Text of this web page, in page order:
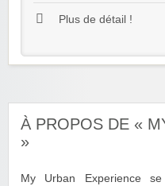
Plus de détail !
À PROPOS DE «
»
My Urban Experience